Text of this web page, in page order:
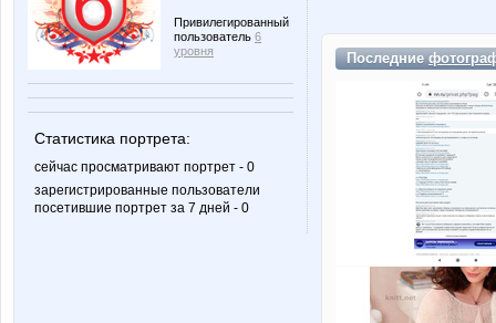
Привилегированный
пользователь 6
уровня
Статистика портрета:
сейчас просматривают портрет - 0
зарегистрированные пользователи
посетившие портрет за 7 дней - 0
Последние